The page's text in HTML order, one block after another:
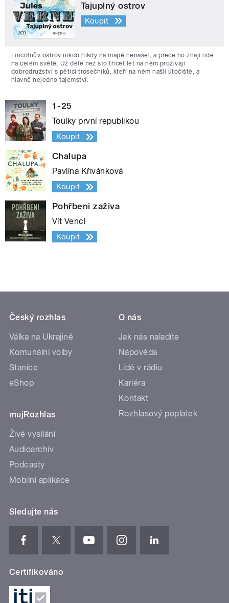
Tajuplný ostrov
Koupit
Lincolnův ostrov nikdo nikdy na mapě nenašel, a přece ho znají lidé
na celém světě. Už déle než sto třicet let na něm prožívají
dobrodružství s pěticí trosečníků, kteří na něm našli útočiště, a
hlavně nejedno tajemství.
1-25
Toulky první republikou
Koupit
Chalupa
Pavlína Křivánková
Koupit
Pohřbeni zaživa
Vít Vencl
Koupit
Český rozhlas
Válka na Ukrajině
Komunální volby
Stanice
eShop
mujRozhlas
Živé vysílání
Audioarchiv
Podcasty
Mobilní aplikace
O nás
Jak nás naladíte
Nápověda
Lidé v rádiu
Kariéra
Kontakt
Rozhlasový poplatek
Sledujte nás
Certifikováno